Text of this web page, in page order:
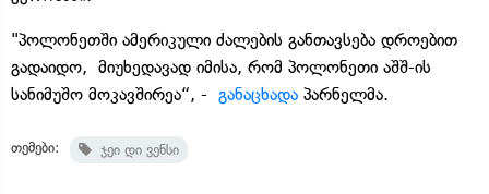
"პოლონეთში ამერიკული ძალების განთავსება დროებით
გადაიდო, მიუხედავად იმისა, რომ პოლონეთი აშშ-ის
სანიმუშო მოკავშირეა“, - განაცხადა პარნელმა.
თემები: ჯეი დი ვენსი